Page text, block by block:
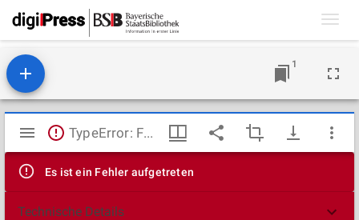
1
Mirador
Viewer
TypeError: Failed to fetch
Es ist ein Fehler aufgetreten
Technische Details